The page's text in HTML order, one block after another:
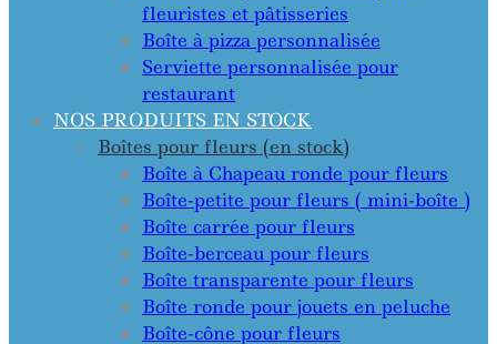
fleuristes et pâtisseries
Boîte à pizza personnalisée
Serviette personnalisée pour
restaurant
NOS PRODUITS EN STOCK
Boîtes pour fleurs (en stock)
Boîte à Chapeau ronde pour fleurs
Boîte-petite pour fleurs ( mini-boîte )
Boîte carrée pour fleurs
Boîte-berceau pour fleurs
Boîte transparente pour fleurs
Boîte ronde pour jouets en peluche
Boîte-cône pour fleurs